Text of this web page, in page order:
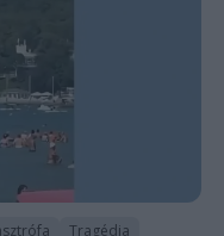
Tragédia